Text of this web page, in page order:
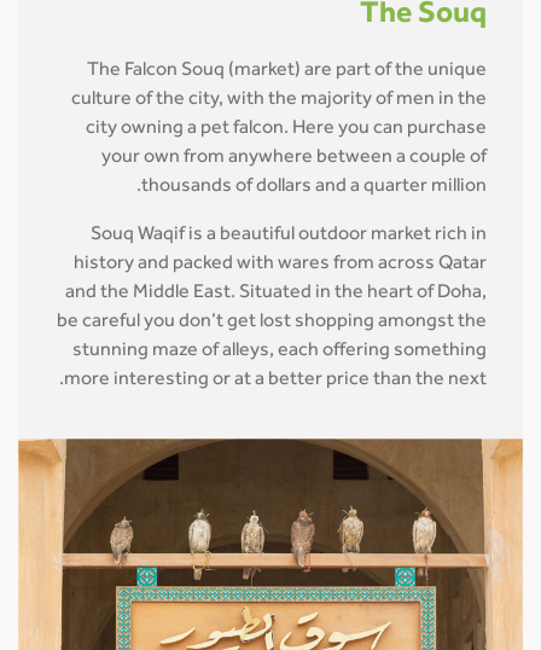
The Souq
The Falcon Souq (market) are part of the unique
culture of the city, with the majority of men in the
city owning a pet falcon. Here you can purchase
your own from anywhere between a couple of
thousands of dollars and a quarter million.
Souq Waqif is a beautiful outdoor market rich in
history and packed with wares from across Qatar
and the Middle East. Situated in the heart of Doha,
be careful you don’t get lost shopping amongst the
stunning maze of alleys, each offering something
more interesting or at a better price than the next.